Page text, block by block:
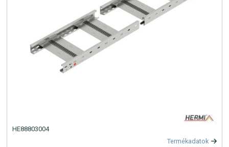
HE88803004
Termékadatok